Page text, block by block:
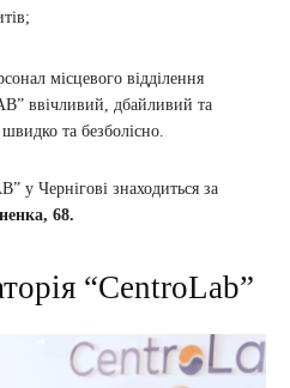
місцевого відділення
ввічливий, дбайливий та
та безболісно.
у Чернігові знаходиться за
68.
“CentroLab”